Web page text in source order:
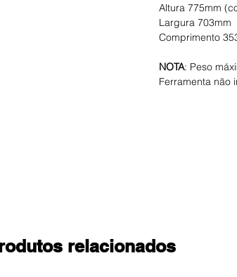
Altura 775mm
Largura 703mm
Comprimento
NOTA: Peso
Ferramenta não
relacionados